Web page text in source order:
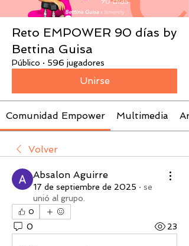
Reto EMPOWER 90 días by
Bettina Guisa
Público · 596 jugadores
Unirse
Comunidad Empower Multimedia
Volver
Absalon Aguirre
17 de septiembre de 2025 · se
unió al grupo.
0
0 23